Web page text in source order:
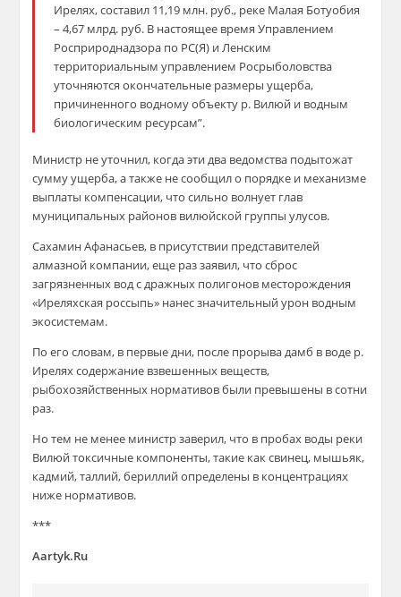
Ирелях, составил 11,19 млн. руб., реке Малая Ботуобия
– 4,67 млрд. руб. В настоящее время Управлением
Росприроднадзора по РС(Я) и Ленским
территориальным управлением Росрыболовства
уточняются окончательные размеры ущерба,
причиненного водному объекту р. Вилюй и водным
биологическим ресурсам”.
Министр не уточнил, когда эти два ведомства подытожат
сумму ущерба, а также не сообщил о порядке и механизме
выплаты компенсации, что сильно волнует глав
муниципальных районов вилюйской группы улусов.
Сахамин Афанасьев, в присутствии представителей
алмазной компании, еще раз заявил, что сброс
загрязненных вод с дражных полигонов месторождения
«Иреляхская россыпь» нанес значительный урон водным
экосистемам.
По его словам, в первые дни, после прорыва дамб в воде р.
Ирелях содержание взвешенных веществ,
рыбохозяйственных нормативов были превышены в сотни
раз.
Но тем не менее министр заверил, что в пробах воды реки
Вилюй токсичные компоненты, такие как свинец, мышьяк,
кадмий, таллий, бериллий определены в концентрациях
ниже нормативов.
***
Aartyk.Ru